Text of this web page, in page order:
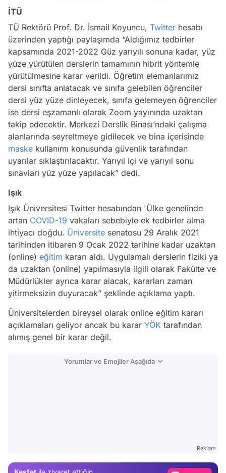
İTÜ
TÜ Rektörü Prof. Dr. İsmail Koyuncu, Twitter hesabı
üzerinden yaptığı paylaşımda “Aldığımız tedbirler
kapsamında 2021-2022 Güz yarıyılı sonuna kadar, yüz
yüze yürütülen derslerin tamamının hibrit yöntemle
yürütülmesine karar verildi. Öğretim elemanlarımız
dersi sınıfta anlatacak ve sınıfa gelebilen öğrenciler
dersi yüz yüze dinleyecek, sınıfa gelemeyen öğrenciler
ise dersi eşzamanlı olarak Zoom yayınında uzaktan
takip edecektir. Merkezi Derslik Binası’ndaki çalışma
alanlarında seyreltmeye gidilecek ve bina içerisinde
maske kullanımı konusunda güvenlik tarafından
uyarılar sıklaştırılacaktır. Yarıyıl içi ve yarıyıl sonu
sınavları yüz yüze yapılacak” dedi.
Işık
Işık Üniversitesi Twitter hesabından 'Ülke genelinde
artan COVID-19 vakaları sebebiyle ek tedbirler alma
ihtiyacı doğdu. Üniversite senatosu 29 Aralık 2021
tarihinden itibaren 9 Ocak 2022 tarihine kadar uzaktan
(online) eğitim kararı aldı. Uygulamalı derslerin fiziki ya
da uzaktan (online) yapılmasıyla ilgili olarak Fakülte ve
Müdürlükler ayrıca karar alacak, kararları zaman
yitirmeksizin duyuracak” şeklinde açıklama yaptı.
Üniversitelerden bireysel olarak online eğitim kararı
açıklamaları geliyor ancak bu karar YÖK tarafından
alımış genel bir karar değil.
Yorumlar ve Emojiler Aşağıda
Reklam